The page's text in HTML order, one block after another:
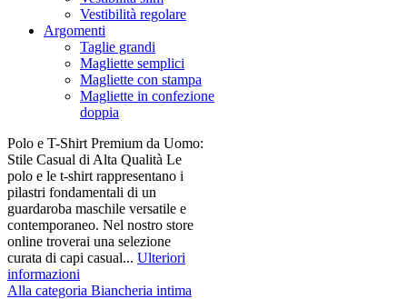
Vestibilità regolare
Argomenti
Taglie grandi
Magliette semplici
Magliette con stampa
Magliette in confezione
doppia
Polo e T-Shirt Premium da Uomo:
Stile Casual di Alta Qualità Le
polo e le t-shirt rappresentano i
pilastri fondamentali di un
guardaroba maschile versatile e
contemporaneo. Nel nostro store
online troverai una selezione
curata di capi casual... Ulteriori
informazioni
Alla categoria Biancheria intima